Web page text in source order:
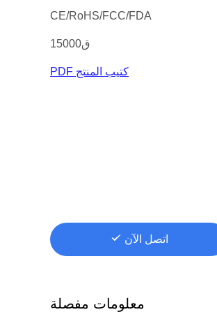
CE/RoHS/FCC/FDA
ق15000
كتيب المنتج PDF
اتصل الآن
معلومات مفصلة